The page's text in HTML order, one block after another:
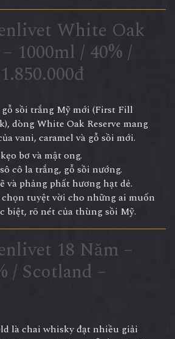
White Oak
1000ml / 40% /
sồi trắng Mỹ mới (First Fill
dòng White Oak Reserve mang
vani, caramel và gỗ sồi mới.
bơ và mật ong.
cô la trắng, gỗ sồi nướng.
và phảng phất hương hạt dẻ.
tuyệt vời cho những ai muốn
biệt, rõ nét của thùng sồi Mỹ.
18 Năm –
/ Scotland –
là chai whisky đạt nhiều giải